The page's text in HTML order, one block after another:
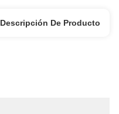
Descripción De Producto